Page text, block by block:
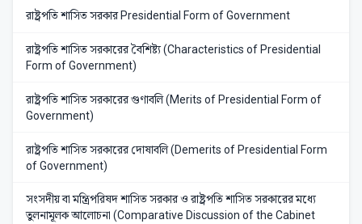
রাষ্ট্রপতি শাসিত সরকার Presidential Form of Government
রাষ্ট্রপতি শাসিত সরকারের বৈশিষ্ট্য (Characteristics of Presidential
Form of Government)
রাষ্ট্রপতি শাসিত সরকারের গুণাবলি (Merits of Presidential Form of
Government)
রাষ্ট্রপতি শাসিত সরকারের দোষাবলি (Demerits of Presidential Form
of Government)
সংসদীয় বা মন্ত্রিপরিষদ শাসিত সরকার ও রাষ্ট্রপতি শাসিত সরকারের মধ্যে
তুলনামূলক আলোচনা (Comparative Discussion of the Cabinet